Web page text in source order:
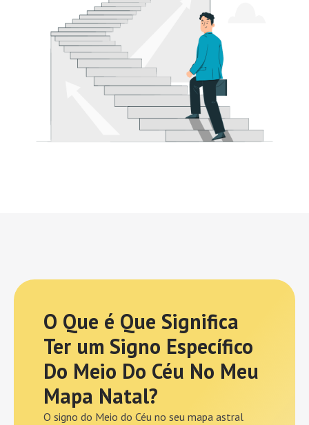
O Que é Que Significa
Ter um Signo Específico
Do Meio Do Céu No Meu
Mapa Natal?
O signo do Meio do Céu no seu mapa astral